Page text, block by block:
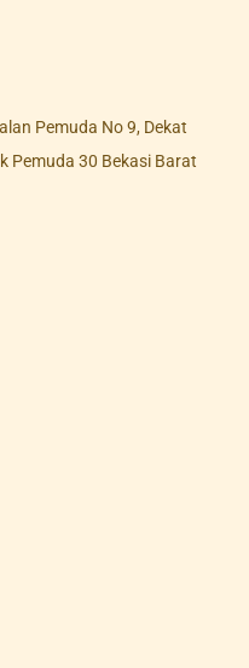
Pemuda No 9, Dekat
Pemuda 30 Bekasi Barat